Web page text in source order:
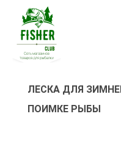
ЛЕСКА ДЛЯ
ПОИМКЕ РЫБЫ